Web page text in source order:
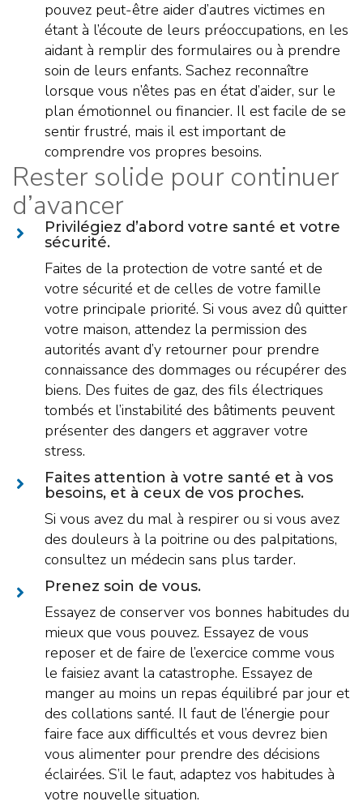
pouvez peut-être aider d’autres victimes en
étant à l’écoute de leurs préoccupations, en les
aidant à remplir des formulaires ou à prendre
soin de leurs enfants. Sachez reconnaître
lorsque vous n’êtes pas en état d’aider, sur le
plan émotionnel ou financier. Il est facile de se
sentir frustré, mais il est important de
comprendre vos propres besoins.
Rester solide pour continuer
d’avancer
Privilégiez d’abord votre santé et votre
sécurité.
Faites de la protection de votre santé et de
votre sécurité et de celles de votre famille
votre principale priorité. Si vous avez dû quitter
votre maison, attendez la permission des
autorités avant d’y retourner pour prendre
connaissance des dommages ou récupérer des
biens. Des fuites de gaz, des fils électriques
tombés et l’instabilité des bâtiments peuvent
présenter des dangers et aggraver votre
stress.
Faites attention à votre santé et à vos
besoins, et à ceux de vos proches.
Si vous avez du mal à respirer ou si vous avez
des douleurs à la poitrine ou des palpitations,
consultez un médecin sans plus tarder.
Prenez soin de vous.
Essayez de conserver vos bonnes habitudes du
mieux que vous pouvez. Essayez de vous
reposer et de faire de l’exercice comme vous
le faisiez avant la catastrophe. Essayez de
manger au moins un repas équilibré par jour et
des collations santé. Il faut de l’énergie pour
faire face aux difficultés et vous devrez bien
vous alimenter pour prendre des décisions
éclairées. S’il le faut, adaptez vos habitudes à
votre nouvelle situation.